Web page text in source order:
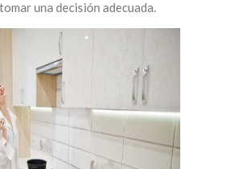
una decisión adecuada.